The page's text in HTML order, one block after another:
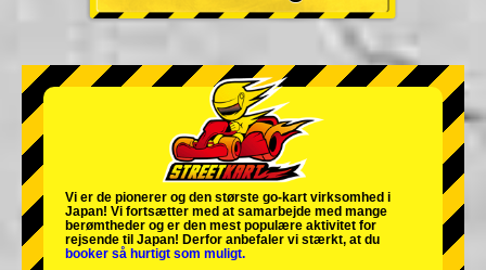
Virksomhed Booking
Skift butik
Tokyo Shinagawa Tokyo Akihabara#1
Tokyo Akihabara#2
Tokyo Shibuya Annex Tokyo Bay
Tokyo Asakusa Osaka
Vi er de pionerer og den største go-kart virksomhed i
Japan! Vi fortsætter med at samarbejde med mange
berømtheder og er den mest populære aktivitet for
rejsende til Japan! Derfor anbefaler vi stærkt, at du
booker så hurtigt som muligt.